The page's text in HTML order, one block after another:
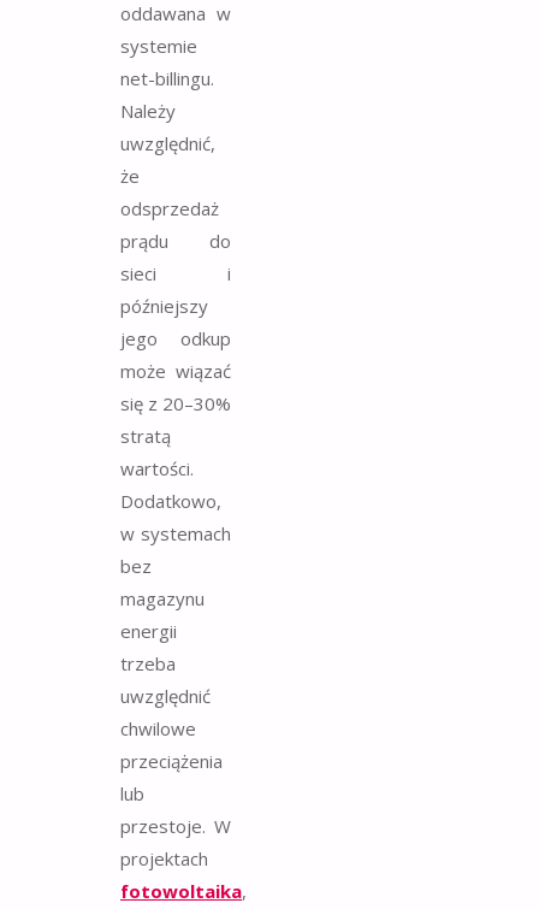
oddawana w
systemie
net-billingu.
Należy
uwzględnić,
że
odsprzedaż
prądu do
sieci i
późniejszy
jego odkup
może wiązać
się z 20–30%
stratą
wartości.
Dodatkowo,
w systemach
bez
magazynu
energii
trzeba
uwzględnić
chwilowe
przeciążenia
lub
przestoje. W
projektach
fotowoltaika,